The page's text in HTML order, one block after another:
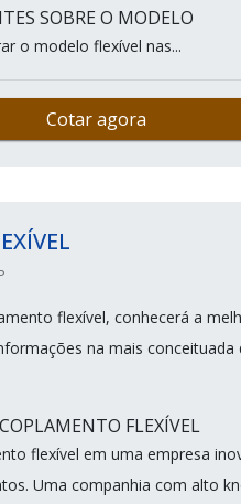
SOBRE O MODELO
o modelo flexível nas...
Cotar agora
flexível, conhecerá a
na mais
FLEXÍVEL
flexível em uma empresa
Uma companhia com alto